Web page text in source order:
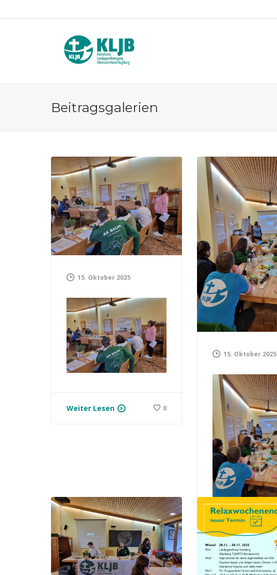
Beitragsgalerien
15. Oktober 2025
Weiter Lesen 0
15. Oktober 2025
Weiter Lesen